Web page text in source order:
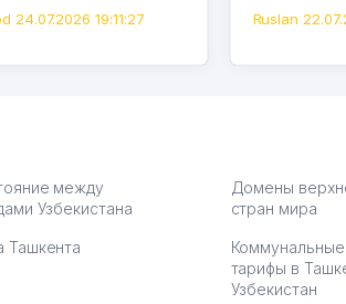
24.07.2026 19:11:27 Ruslan
между
Узбекистана
Домены
стран мира
Ташкента
тарифы в
Узбекистан